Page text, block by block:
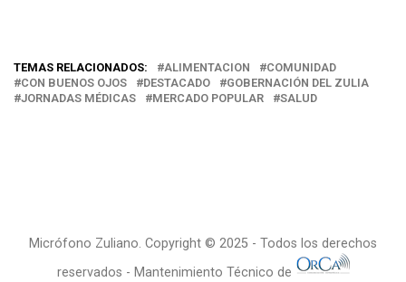
TEMAS RELACIONADOS: ALIMENTACION
COMUNIDAD
CON BUENOS OJOS
DESTACADO
GOBERNACIÓN DEL ZULIA
JORNADAS MÉDICAS
MERCADO POPULAR SALUD
Micrófono Zuliano. Copyright © 2025 - Todos los derechos
reservados - Mantenimiento Técnico de